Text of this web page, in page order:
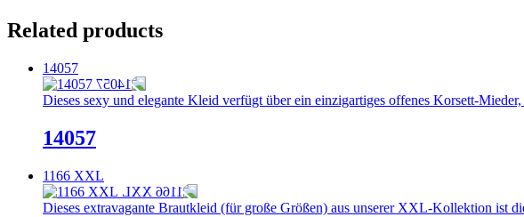
Related products
14057
Dieses sexy und elegante Kleid verfügt über ein einzigartiges offenes Korsett-
14057
1166 XXL
Dieses extravagante Brautkleid (für große Größen) aus unserer XXL-Kollektion ist